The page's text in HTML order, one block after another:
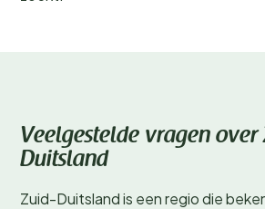
Veelgestelde vragen over
Duitsland
Zuid-Duitsland is een regio die